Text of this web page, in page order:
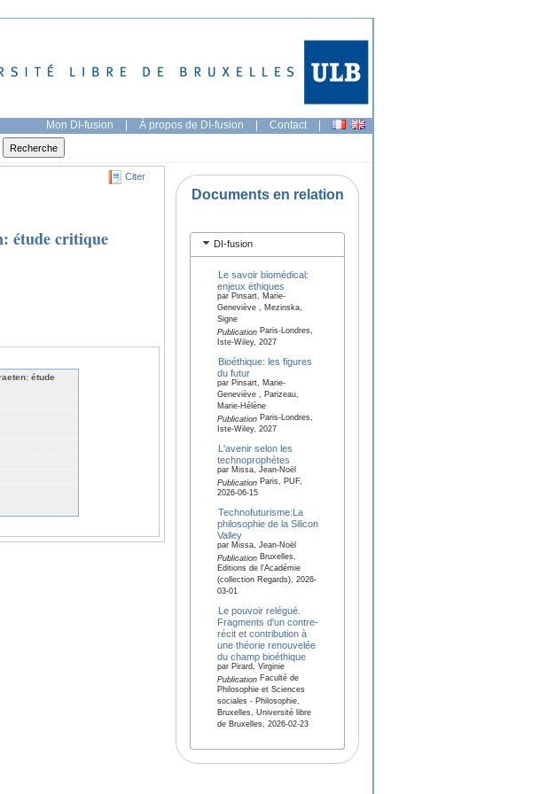
Mon DI-fusion | À propos de DI-fusion | Contact |
Citer
étude critique
étude
Documents en relation
DI-fusion
Le savoir biomédical:
enjeux éthiques
par Pinsart, Marie-
Geneviève , Mezinska,
Signe
PublicationParis-Londres,
Iste-Wiley, 2027
Bioéthique: les figures
du futur
par Pinsart, Marie-
Geneviève , Parizeau,
Marie-Hélène
PublicationParis-Londres,
Iste-Wiley, 2027
L'avenir selon les
technoprophètes
par Missa, Jean-Noël
PublicationParis, PUF,
2026-06-15
Technofuturisme:La
philosophie de la Silicon
Valley
par Missa, Jean-Noël
PublicationBruxelles,
Editions de l'Académie
(collection Regards), 2026-
03-01
Le pouvoir relégué.
Fragments d'un contre-
récit et contribution à
une théorie renouvelée
du champ bioéthique
par Pirard, Virginie
PublicationFaculté de
Philosophie et Sciences
sociales - Philosophie,
Bruxelles, Université libre
de Bruxelles, 2026-02-23